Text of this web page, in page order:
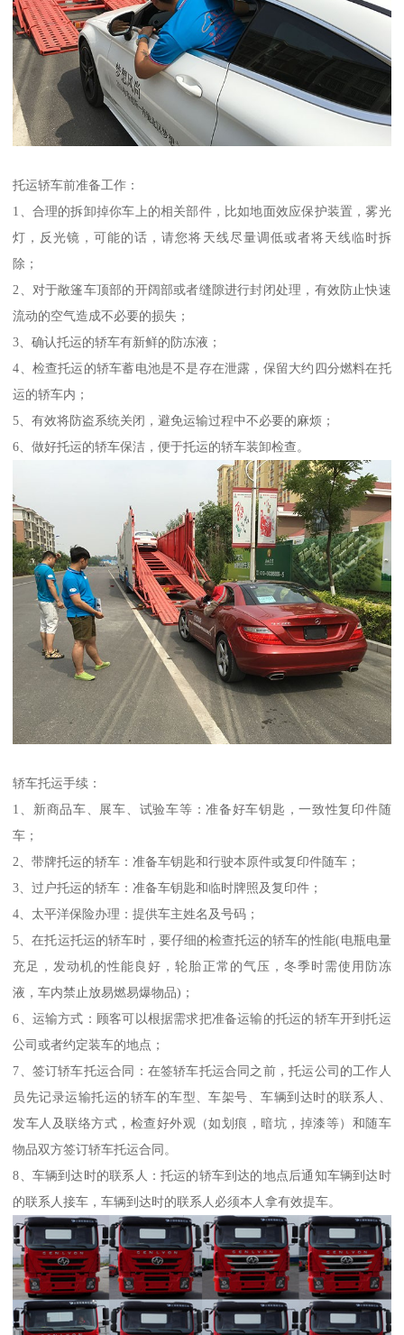
托运轿车前准备工作：
1、合理的拆卸掉你车上的相关部件，比如地面效应保护装置，雾光
灯，反光镜，可能的话，请您将天线尽量调低或者将天线临时拆
除；
2、对于敞篷车顶部的开阔部或者缝隙进行封闭处理，有效防止快速
流动的空气造成不必要的损失；
3、确认托运的轿车有新鲜的防冻液；
4、检查托运的轿车蓄电池是不是存在泄露，保留大约四分燃料在托
运的轿车内；
5、有效将防盗系统关闭，避免运输过程中不必要的麻烦；
6、做好托运的轿车保洁，便于托运的轿车装卸检查。
轿车托运手续：
1、新商品车、展车、试验车等：准备好车钥匙，一致性复印件随
车；
2、带牌托运的轿车：准备车钥匙和行驶本原件或复印件随车；
3、过户托运的轿车：准备车钥匙和临时牌照及复印件；
4、太平洋保险办理：提供车主姓名及号码；
5、在托运托运的轿车时，要仔细的检查托运的轿车的性能(电瓶电量
充足，发动机的性能良好，轮胎正常的气压，冬季时需使用防冻
液，车内禁止放易燃易爆物品)；
6、运输方式：顾客可以根据需求把准备运输的托运的轿车开到托运
公司或者约定装车的地点；
7、签订轿车托运合同：在签轿车托运合同之前，托运公司的工作人
员先记录运输托运的轿车的车型、车架号、车辆到达时的联系人、
发车人及联络方式，检查好外观（如划痕，暗坑，掉漆等）和随车
物品双方签订轿车托运合同。
8、车辆到达时的联系人：托运的轿车到达的地点后通知车辆到达时
的联系人接车，车辆到达时的联系人必须本人拿有效提车。